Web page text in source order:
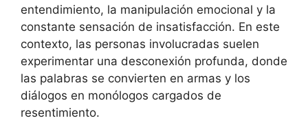
entendimiento, la manipulación emocional y la
constante sensación de insatisfacción. En este
contexto, las personas involucradas suelen
experimentar una desconexión profunda, donde
las palabras se convierten en armas y los
diálogos en monólogos cargados de
resentimiento.